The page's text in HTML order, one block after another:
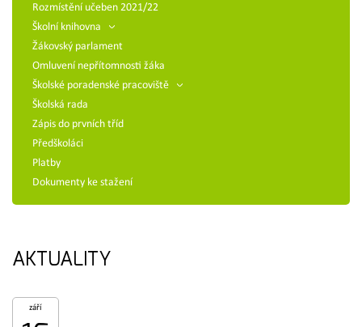
Rozmístění učeben 2021/22
Školní knihovna
Žákovský parlament
Omluvení nepřítomnosti žáka
Školské poradenské pracoviště
Školská rada
Zápis do prvních tříd
Předškoláci
Platby
Dokumenty ke stažení
AKTUALITY
září